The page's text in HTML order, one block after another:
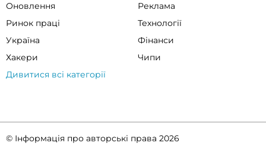
Оновлення
Реклама
Ринок праці
Технології
Україна
Фінанси
Хакери
Чипи
Дивитися всі категорії
© Інформація про авторські права 2026